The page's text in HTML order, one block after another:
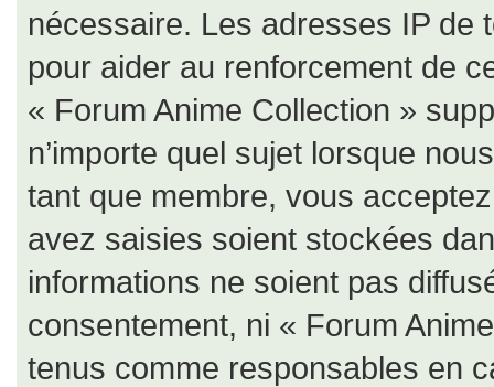
nécessaire. Les adresses IP de
pour aider au renforcement de
« Forum Anime Collection »
n’importe quel sujet lorsque
tant que membre, vous
avez saisies soient stockées
informations ne soient pas
consentement, ni « Forum
tenus comme responsables en